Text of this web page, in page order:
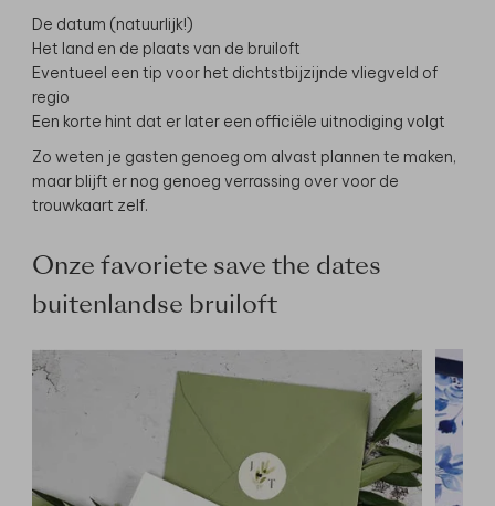
De datum (natuurlijk!)
Het land en de plaats van de bruiloft
Eventueel een tip voor het dichtstbijzijnde vliegveld of
regio
Een korte hint dat er later een officiële uitnodiging volgt
Zo weten je gasten genoeg om alvast plannen te maken,
maar blijft er nog genoeg verrassing over voor de
trouwkaart zelf.
Onze favoriete save the dates
buitenlandse bruiloft